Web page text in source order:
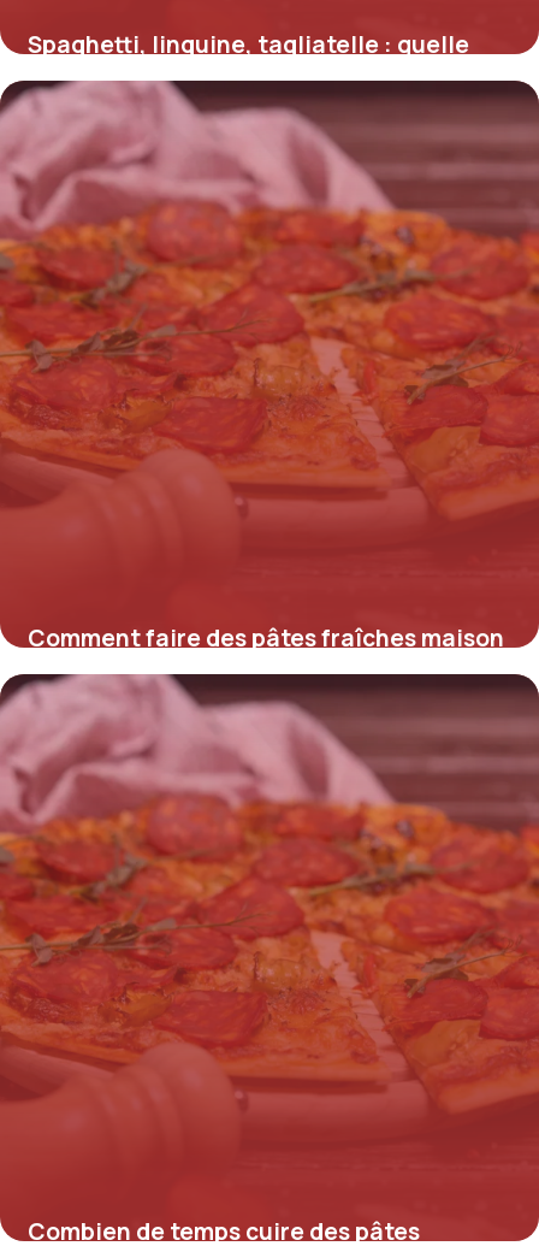
Spaghetti, linguine, tagliatelle : quelle
différence ?
16 juillet 2026
Comment faire des pâtes fraîches maison
?
16 juillet 2026
Combien de temps cuire des pâtes